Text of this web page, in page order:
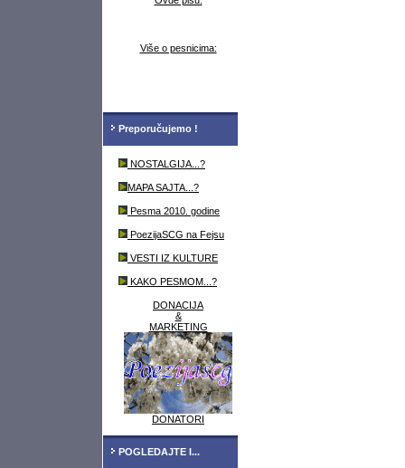
Više o pesnicima:
Preporučujemo !
NOSTALGIJA...?
MAPA SAJTA...?
Pesma 2010. godine
PoezijaSCG na Fejsu
VESTI IZ KULTURE
KAKO PESMOM...?
DONACIJA
&
MARKETING
DONATORI
POGLEDAJTE I...